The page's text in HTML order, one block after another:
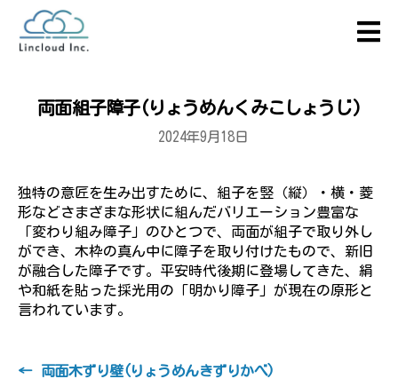
両面組子障子(りょうめんくみこしょうじ)
2024年9月18日
独特の意匠を生み出すために、組子を竪（縦）・横・菱
形などさまざまな形状に組んだバリエーション豊富な
「変わり組み障子」のひとつで、両面が組子で取り外し
ができ、木枠の真ん中に障子を取り付けたもので、新旧
が融合した障子です。平安時代後期に登場してきた、絹
や和紙を貼った採光用の「明かり障子」が現在の原形と
言われています。
←
両面木ずり壁(りょうめんきずりかべ)